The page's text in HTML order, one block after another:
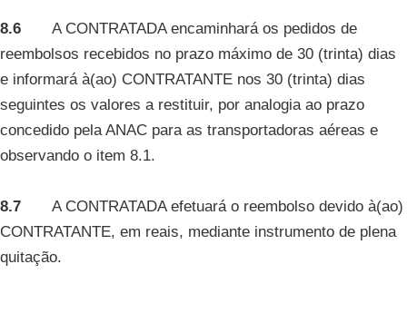
8.6 A CONTRATADA encaminhará os pedidos de
reembolsos recebidos no prazo máximo de 30 (trinta) dias
e informará à(ao) CONTRATANTE nos 30 (trinta) dias
seguintes os valores a restituir, por analogia ao prazo
concedido pela ANAC para as transportadoras aéreas e
observando o item 8.1.
8.7 A CONTRATADA efetuará o reembolso devido à(ao)
CONTRATANTE, em reais, mediante instrumento de plena
quitação.